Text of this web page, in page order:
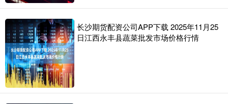
长沙期货配资公司APP下载 2025年11月25
日江西永丰县蔬菜批发市场价格行情